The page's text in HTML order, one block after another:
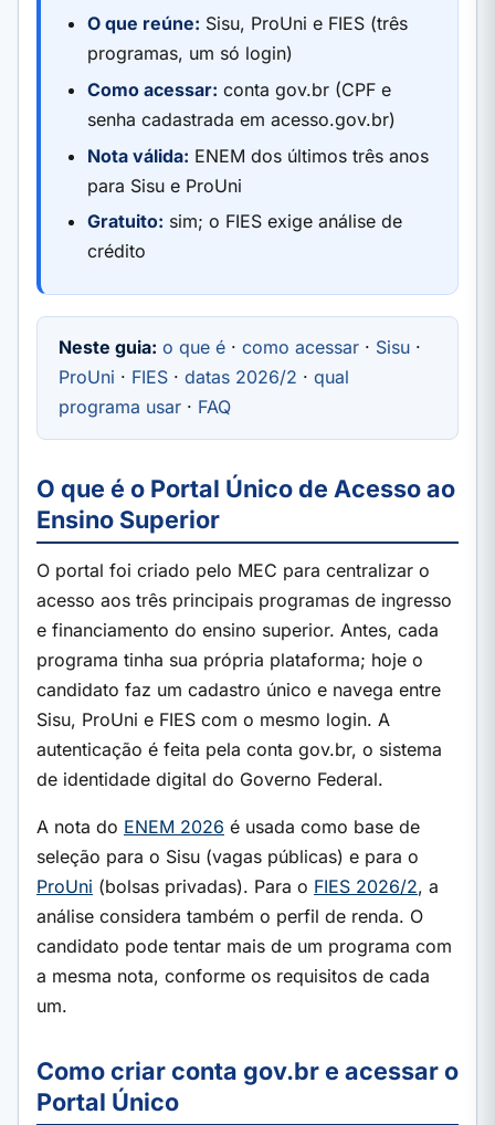
O que reúne: Sisu, ProUni e FIES (três
programas, um só login)
Como acessar: conta gov.br (CPF e
senha cadastrada em acesso.gov.br)
Nota válida: ENEM dos últimos três anos
para Sisu e ProUni
Gratuito: sim; o FIES exige análise de
crédito
Neste guia: o que é ·como acessar · Sisu ·
ProUni · FIES ·datas 2026/2 ·qual
programa usar · FAQ
O que é o Portal Único de Acesso ao
Ensino Superior
O portal foi criado pelo MEC para centralizar o
acesso aos três principais programas de ingresso
e financiamento do ensino superior. Antes, cada
programa tinha sua própria plataforma; hoje o
candidato faz um cadastro único e navega entre
Sisu, ProUni e FIES com o mesmo login. A
autenticação é feita pela conta gov.br, o sistema
de identidade digital do Governo Federal.
A nota do ENEM 2026 é usada como base de
seleção para o Sisu (vagas públicas) e para o
ProUni (bolsas privadas). Para o FIES 2026/2, a
análise considera também o perfil de renda. O
candidato pode tentar mais de um programa com
a mesma nota, conforme os requisitos de cada
um.
Como criar conta gov.br e acessar o
Portal Único